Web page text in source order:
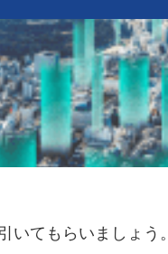
いてもらいましょう。